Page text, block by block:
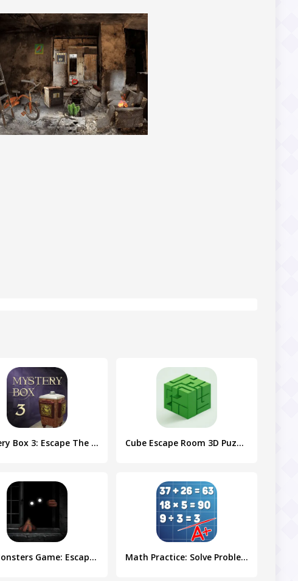
Mystery Box 3: Escape The Room Cube Escape Room 3D Puzzle
100 Monsters Game: Escape Room Math Practice: Solve Problems